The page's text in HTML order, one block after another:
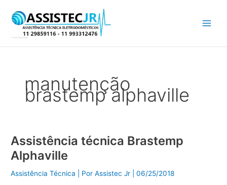
para
conteúdo
manutenção
brastemp alphaville
Assistência técnica Brastemp
Alphaville
Assistência Técnica | PorAssistec Jr |06/25/2018
Assistência
técnica
Brastemp
Alphaville